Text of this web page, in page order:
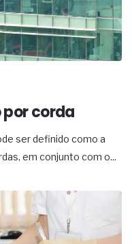
corda
ser definido como a
em conjunto com o...